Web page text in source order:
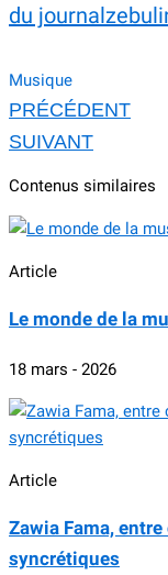
du
Musique
PRÉCÉDENT
SUIVANT
Contenus similaires
Article
Le monde de la
18 mars - 2026
Article
Zawia Fama,
syncrétiques